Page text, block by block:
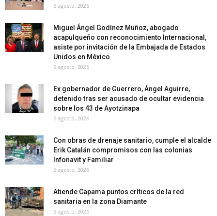
6 agosto, 2026
Miguel Ángel Godínez Muñoz, abogado
acapulqueño con reconocimiento Internacional,
asiste por invitación de la Embajada de Estados
Unidos en México
6 agosto, 2026
Ex gobernador de Guerrero, Ángel Aguirre,
detenido tras ser acusado de ocultar evidencia
sobre los 43 de Ayotzinapa
6 agosto, 2026
Con obras de drenaje sanitario, cumple el alcalde
Erik Catalán compromisos con las colonias
Infonavit y Familiar
6 agosto, 2026
Atiende Capama puntos críticos de la red
sanitaria en la zona Diamante
6 agosto, 2026